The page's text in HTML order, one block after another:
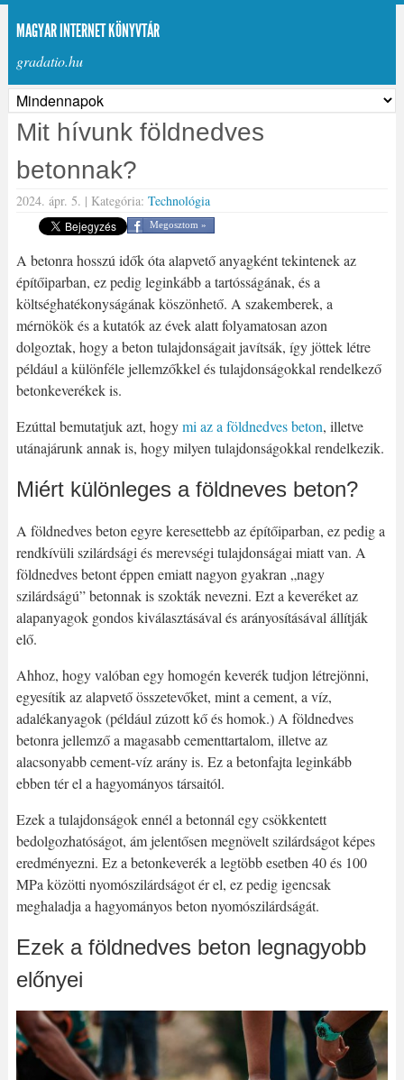
MAGYAR INTERNET KÖNYVTÁR
gradatio.hu
Mit hívunk földnedves
betonnak?
2024. ápr. 5. | Kategória: Technológia
Megosztom »
A betonra hosszú idők óta alapvető anyagként tekintenek az
építőiparban, ez pedig leginkább a tartósságának, és a
költséghatékonyságának köszönhető. A szakemberek, a
mérnökök és a kutatók az évek alatt folyamatosan azon
dolgoztak, hogy a beton tulajdonságait javítsák, így jöttek létre
például a különféle jellemzőkkel és tulajdonságokkal rendelkező
betonkeverékek is.
Ezúttal bemutatjuk azt, hogymi az a földnedves beton, illetve
utánajárunk annak is, hogy milyen tulajdonságokkal rendelkezik.
Miért különleges a földneves beton?
A földnedves beton egyre keresettebb az építőiparban, ez pedig a
rendkívüli szilárdsági és merevségi tulajdonságai miatt van. A
földnedves betont éppen emiatt nagyon gyakran „nagy
szilárdságú” betonnak is szokták nevezni. Ezt a keveréket az
alapanyagok gondos kiválasztásával és arányosításával állítják
elő.
Ahhoz, hogy valóban egy homogén keverék tudjon létrejönni,
egyesítik az alapvető összetevőket, mint a cement, a víz,
adalékanyagok (például zúzott kő és homok.) A földnedves
betonra jellemző a magasabb cementtartalom, illetve az
alacsonyabb cement-víz arány is. Ez a betonfajta leginkább
ebben tér el a hagyományos társaitól.
Ezek a tulajdonságok ennél a betonnál egy csökkentett
bedolgozhatóságot, ám jelentősen megnövelt szilárdságot képes
eredményezni. Ez a betonkeverék a legtöbb esetben 40 és 100
MPa közötti nyomószilárdságot ér el, ez pedig igencsak
meghaladja a hagyományos beton nyomószilárdságát.
Ezek a földnedves beton legnagyobb
előnyei